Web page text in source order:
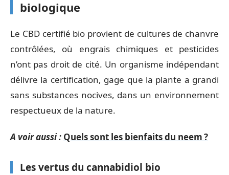
biologique
Le CBD certifié bio provient de cultures de chanvre
contrôlées, où engrais chimiques et pesticides
n’ont pas droit de cité. Un organisme indépendant
délivre la certification, gage que la plante a grandi
sans substances nocives, dans un environnement
respectueux de la nature.
A voir aussi : Quels sont les bienfaits du neem ?
Les vertus du cannabidiol bio